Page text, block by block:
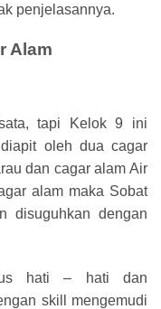
penjelasannya.
Alam
tapi Kelok 9 ini
oleh dua cagar
dan cagar alam Air
alam maka Sobat
disuguhkan dengan
hati – hati dan
skill mengemudi